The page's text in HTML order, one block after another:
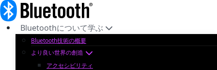
Bluetoothについて学ぶ
Bluetooth技術の概要
より良い世界の創造
アクセシビリティ